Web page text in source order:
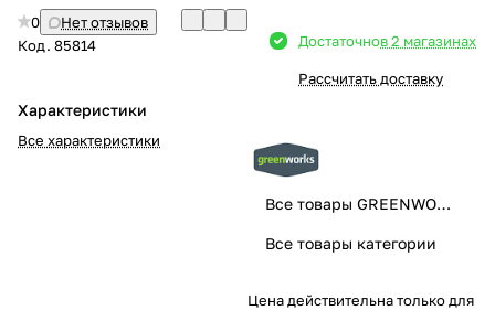
0
Нет отзывов
Код. 85814
Характеристики
Все характеристики
Достаточнов 2 магазинах
Рассчитать доставку
Все товары GREENWORKS
Все товары категории
Цена действительна только для
Добавляйте товары
Оплачивайте сегодня только
% картой любого банка